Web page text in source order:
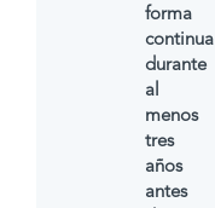
forma
continua
durante
al
menos
tres
años
antes